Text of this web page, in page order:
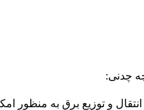
چدنی:
و توزیع برق به منظور